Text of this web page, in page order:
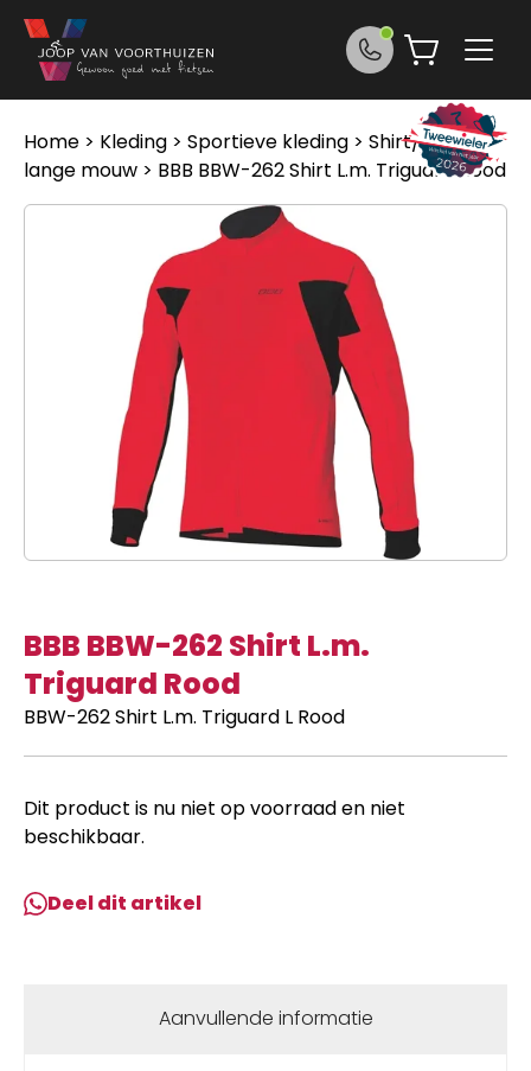
Ga naar de inhoud
Home > Kleding > Sportieve kleding > Shirt/jack
lange mouw > BBB BBW-262 Shirt L.m. Triguard Rood
BBB BBW-262 Shirt L.m.
Triguard Rood
BBW-262 Shirt L.m. Triguard L Rood
Dit product is nu niet op voorraad en niet
beschikbaar.
Deel dit artikel
Aanvullende informatie